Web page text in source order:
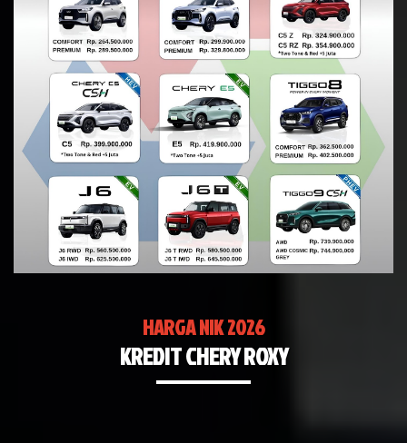
HARGA NIK 2026
KREDIT CHERY ROXY